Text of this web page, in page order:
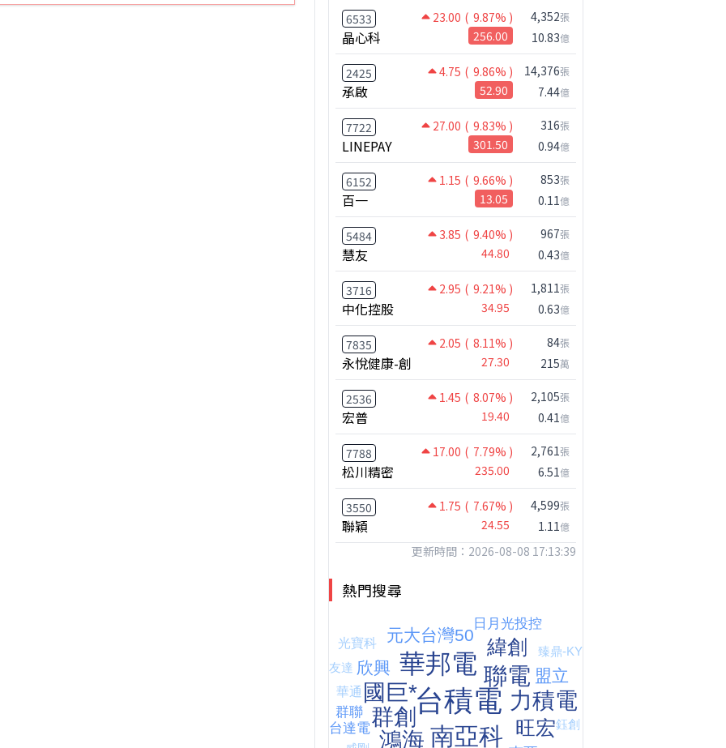
6533 23.00 ( 9.87% )
晶心科 256.00
4,352張
10.83億
2425 4.75 ( 9.86% )
承啟 52.90
14,376張
7.44億
7722 27.00 ( 9.83% )
LINEPAY 301.50
316張
0.94億
6152 1.15 ( 9.66% )
百一 13.05
853張
0.11億
5484 3.85 ( 9.40% )
慧友 44.80
967張
0.43億
3716 2.95 ( 9.21% )
中化控股 34.95
1,811張
0.63億
7835 2.05 ( 8.11% )
永悅健康-創 27.30
84張
215萬
2536 1.45 ( 8.07% )
宏普 19.40
2,105張
0.41億
7788 17.00 ( 7.79% )
松川精密 235.00
2,761張
6.51億
3550 1.75 ( 7.67% )
聯穎 24.55
4,599張
1.11億
更新時間：2026-08-08 17:13:39
熱門搜尋